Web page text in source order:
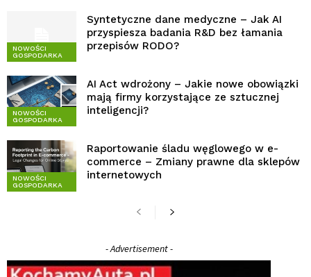
NOWOŚCI
GOSPODARKA
Syntetyczne dane medyczne – Jak AI
przyspiesza badania R&D bez łamania
przepisów RODO?
NOWOŚCI
GOSPODARKA
AI Act wdrożony – Jakie nowe obowiązki
mają firmy korzystające ze sztucznej
inteligencji?
NOWOŚCI
GOSPODARKA
Raportowanie śladu węglowego w e-
commerce – Zmiany prawne dla sklepów
internetowych
- Advertisement -